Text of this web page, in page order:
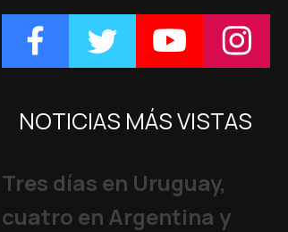
NOTICIAS MÁS VISTAS
Tres días en Uruguay,
cuatro en Argentina y